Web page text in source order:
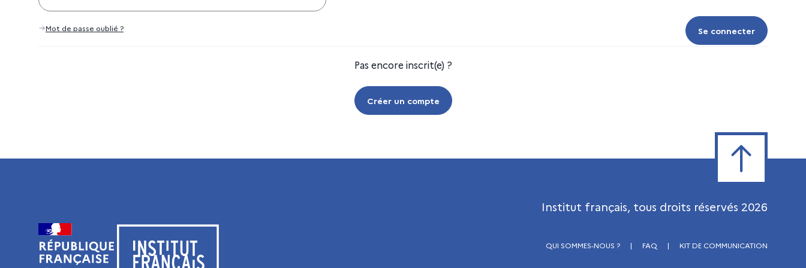
Se connecter
Se connecter
Mot de passe oublié ?
Pas encore inscrit(e) ?
Créer un compte
Visiter le site de l’Institut français
Institut français, tous droits réservés 2026
QUI SOMMES-NOUS ? | FAQ | KIT DE COMMUNICATION